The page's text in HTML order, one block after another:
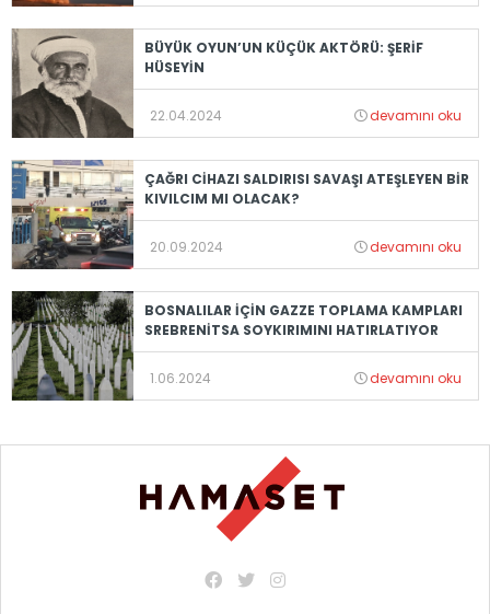
BÜYÜK OYUN’UN KÜÇÜK AKTÖRÜ: ŞERİF
HÜSEYİN
22.04.2024 devamını oku
ÇAĞRI CİHAZI SALDIRISI SAVAŞI ATEŞLEYEN BİR
KIVILCIM MI OLACAK?
20.09.2024 devamını oku
BOSNALILAR İÇİN GAZZE TOPLAMA KAMPLARI
SREBRENİTSA SOYKIRIMINI HATIRLATIYOR
1.06.2024 devamını oku